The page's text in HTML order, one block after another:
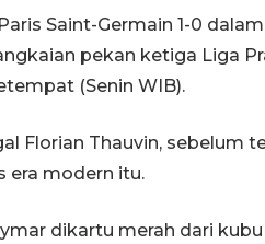
Saint-Germain 1-0
pekan ketiga Liga
(Senin WIB).
Florian Thauvin, sebelum
era modern itu.
dikartu merah dari kubu